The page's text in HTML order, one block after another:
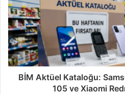
BİM Aktüel Kataloğu:
105 ve Xiaomi